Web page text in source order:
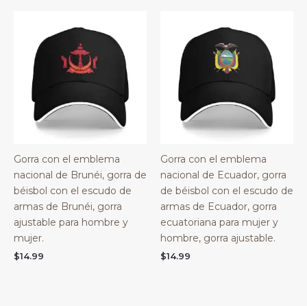
Gorra con el emblema
nacional de Brunéi, gorra de
béisbol con el escudo de
armas de Brunéi, gorra
ajustable para hombre y
mujer.
$14.99
Gorra con el emblema
nacional de Ecuador, gorra
de béisbol con el escudo de
armas de Ecuador, gorra
ecuatoriana para mujer y
hombre, gorra ajustable.
$14.99